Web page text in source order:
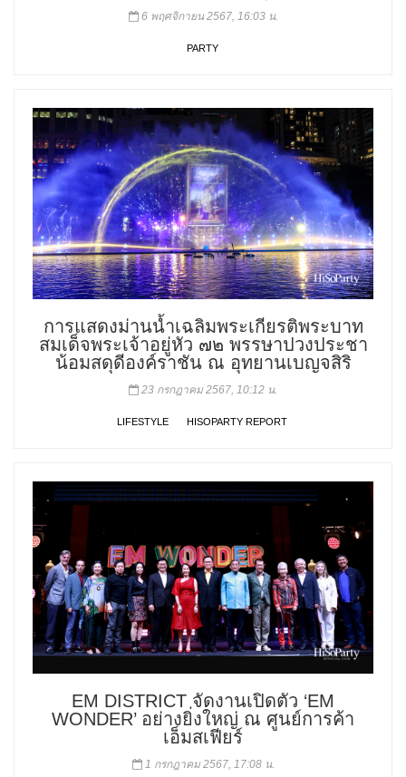
6 พฤศจิกายน 2567, 16:03 น.
PARTY
การแสดงม่านน้ำเฉลิมพระเกียรติพระบาท
สมเด็จพระเจ้าอยู่หัว ๗๒ พรรษาปวงประชา
น้อมสดุดีองค์ราชัน ณ อุทยานเบญจสิริ
23 กรกฎาคม 2567, 10:12 น.
LIFESTYLE HISOPARTY REPORT
EM DISTRICT จัดงานเปิดตัว ‘EM
WONDER’ อย่างยิ่งใหญ่ ณ ศูนย์การค้า
เอ็มสเฟียร์
1 กรกฎาคม 2567, 17:08 น.